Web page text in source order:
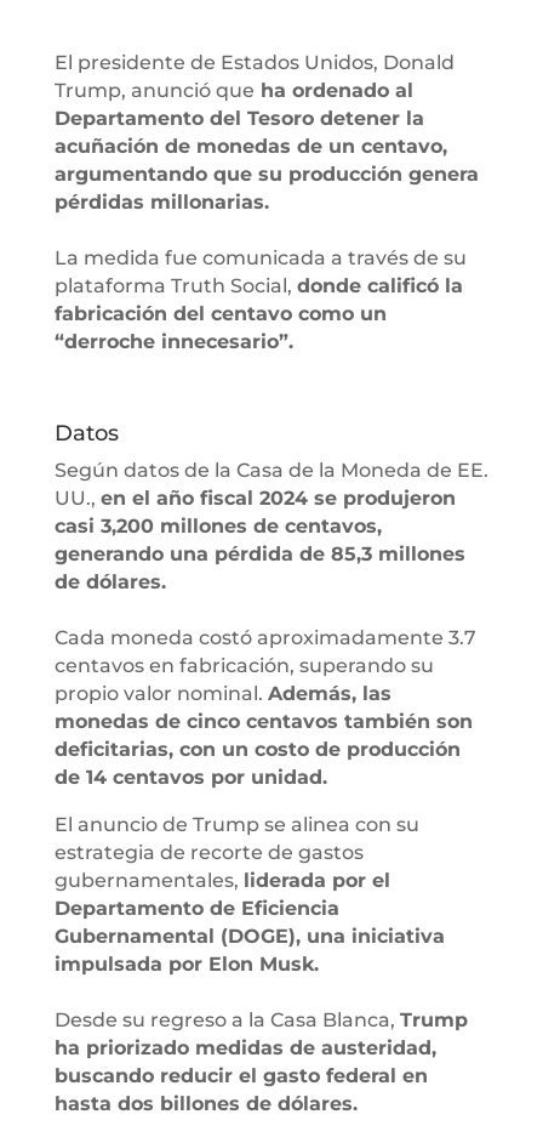
El presidente de Estados Unidos, Donald
Trump, anunció que ha ordenado al
Departamento del Tesoro detener la
acuñación de monedas de un centavo,
argumentando que su producción genera
pérdidas millonarias.
La medida fue comunicada a través de su
plataforma Truth Social, donde calificó la
fabricación del centavo como un
“derroche innecesario”.
Datos
Según datos de la Casa de la Moneda de EE.
UU., en el año fiscal 2024 se produjeron
casi 3,200 millones de centavos,
generando una pérdida de 85,3 millones
de dólares.
Cada moneda costó aproximadamente 3.7
centavos en fabricación, superando su
propio valor nominal. Además, las
monedas de cinco centavos también son
deficitarias, con un costo de producción
de 14 centavos por unidad.
El anuncio de Trump se alinea con su
estrategia de recorte de gastos
gubernamentales, liderada por el
Departamento de Eficiencia
Gubernamental (DOGE), una iniciativa
impulsada por Elon Musk.
Desde su regreso a la Casa Blanca, Trump
ha priorizado medidas de austeridad,
buscando reducir el gasto federal en
hasta dos billones de dólares.